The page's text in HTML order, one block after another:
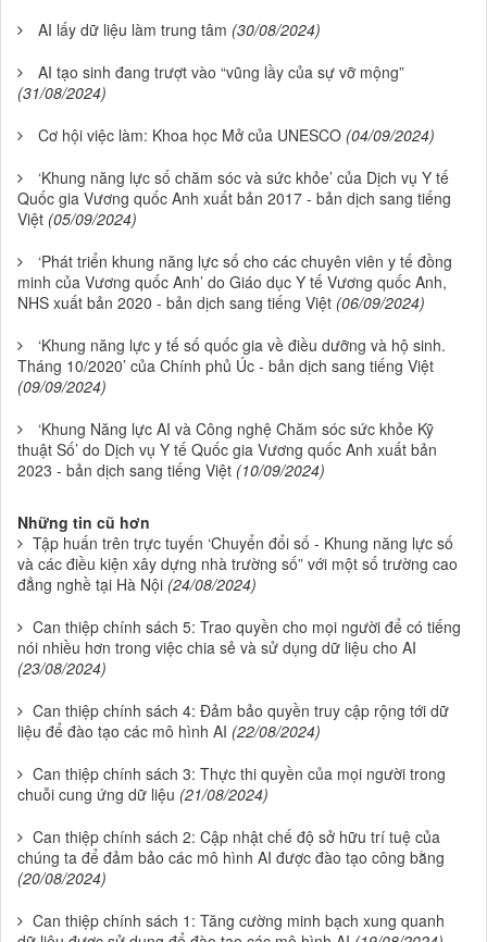
AI lấy dữ liệu làm trung tâm (30/08/2024)
AI tạo sinh đang trượt vào “vũng lầy của sự vỡ mộng”
(31/08/2024)
Cơ hội việc làm: Khoa học Mở của UNESCO (04/09/2024)
‘Khung năng lực số chăm sóc và sức khỏe’ của Dịch vụ Y tế
Quốc gia Vương quốc Anh xuất bản 2017 - bản dịch sang tiếng
Việt (05/09/2024)
‘Phát triển khung năng lực số cho các chuyên viên y tế đồng
minh của Vương quốc Anh’ do Giáo dục Y tế Vương quốc Anh,
NHS xuất bản 2020 - bản dịch sang tiếng Việt (06/09/2024)
‘Khung năng lực y tế số quốc gia về điều dưỡng và hộ sinh.
Tháng 10/2020’ của Chính phủ Úc - bản dịch sang tiếng Việt
(09/09/2024)
‘Khung Năng lực AI và Công nghệ Chăm sóc sức khỏe Kỹ
thuật Số’ do Dịch vụ Y tế Quốc gia Vương quốc Anh xuất bản
2023 - bản dịch sang tiếng Việt (10/09/2024)
Những tin cũ hơn
Tập huấn trên trực tuyến ‘Chuyển đổi số - Khung năng lực số
và các điều kiện xây dựng nhà trường số” với một số trường cao
đẳng nghề tại Hà Nội (24/08/2024)
Can thiệp chính sách 5: Trao quyền cho mọi người để có tiếng
nói nhiều hơn trong việc chia sẻ và sử dụng dữ liệu cho AI
(23/08/2024)
Can thiệp chính sách 4: Đảm bảo quyền truy cập rộng tới dữ
liệu để đào tạo các mô hình AI (22/08/2024)
Can thiệp chính sách 3: Thực thi quyền của mọi người trong
chuỗi cung ứng dữ liệu (21/08/2024)
Can thiệp chính sách 2: Cập nhật chế độ sở hữu trí tuệ của
chúng ta để đảm bảo các mô hình AI được đào tạo công bằng
(20/08/2024)
Can thiệp chính sách 1: Tăng cường minh bạch xung quanh